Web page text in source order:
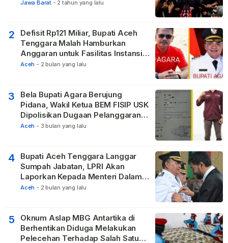
Jawa Barat - 2 tahun yang lalu
2
Defisit Rp121 Miliar, Bupati Aceh
Tenggara Malah Hamburkan
Anggaran untuk Fasilitas Instansi
Vertikal
Aceh - 2 bulan yang lalu
3
Bela Bupati Agara Berujung
Pidana, Wakil Ketua BEM FISIP USK
Dipolisikan Dugaan Pelanggaran
Privasi dan UU ITE
Aceh - 3 bulan yang lalu
4
Bupati Aceh Tenggara Langgar
Sumpah Jabatan, LPRI Akan
Laporkan Kepada Menteri Dalam
Negeri
Aceh - 2 bulan yang lalu
5
Oknum Aslap MBG Antartika di
Berhentikan Diduga Melakukan
Pelecehan Terhadap Salah Satu